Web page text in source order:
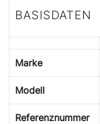
BASISDATEN
Marke
Modell
Referenznummer